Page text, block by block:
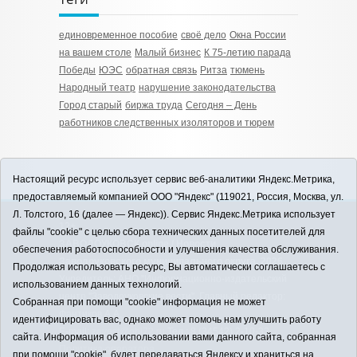
единовременное пособие своё дело Окна России
на вашем столе Малый бизнес К 75-летию парада
Победы ЮЭС обратная связь Ритза тюмень
Народный театр нарушение законодательства
Город старый биржа труда Сегодня – День
работников следственных изоляторов и тюрем
12+
ЗАВОДОУКОВСК online / Новости
Заводоуковского муниципального округа, 2026
Учредитель: АНО "Информационно-издательский
центр "Заводоуковские вести". Главный редактор:
E-mail:
zavest@obl72.ru
Тел.: 8 (34542) 2-10-33
Политика оператора
Настоящий ресурс использует сервис веб-аналитики Яндекс.Метрика,
предоставляемый компанией ООО "Яндекс" (119021, Россия, Москва, ул.
Л. Толстого, 16 (далее — Яндекс)). Сервис Яндекс.Метрика использует
файлы "cookie" с целью сбора технических данных посетителей для
обеспечения работоспособности и улучшения качества обслуживания.
Продолжая использовать ресурс, Вы автоматически соглашаетесь с
использованием данных технологий.
Собранная при помощи "cookie" информация не может
идентифицировать вас, однако может помочь нам улучшить работу
сайта. Информация об использовании вами данного сайта, собранная
при помощи "cookie", будет передаваться Яндексу и храниться на